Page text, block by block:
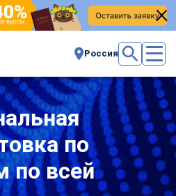
Россия
по
по всей